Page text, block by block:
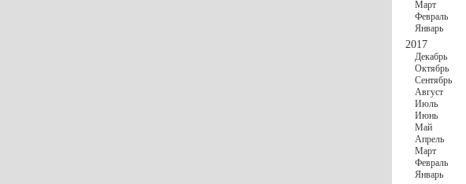
Март
Февраль
Январь
2017
Декабрь
Октябрь
Сентябрь
Август
Июль
Июнь
Май
Апрель
Март
Февраль
Январь